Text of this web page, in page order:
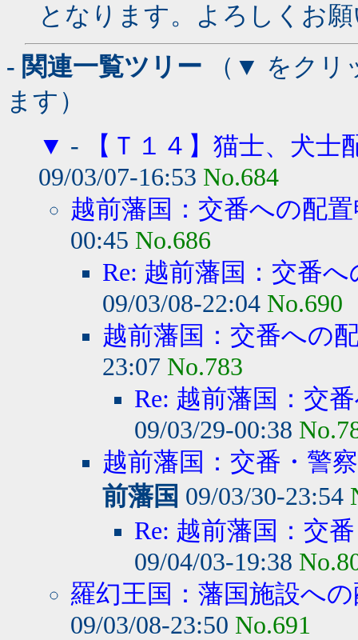
となります。よろしくお
- 関連一覧ツリー （▼ をクリ
ます）
▼ -
【Ｔ１４】猫士、犬士
09/03/07-16:53 No.684
越前藩国：交番への配
00:45 No.686
Re: 越前藩国：交番
09/03/08-22:04 No.690
越前藩国：交番への
23:07 No.783
Re: 越前藩国：交
09/03/29-00:38
越前藩国：交番・警
前藩国 09/03/30-23:54
Re: 越前藩国：交
09/04/03-19:38
羅幻王国：藩国施設へ
09/03/08-23:50 No.691